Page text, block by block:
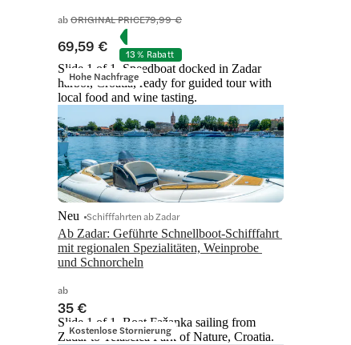
abORIGINAL PRICE79,99 €
69,59 € 13 % Rabatt
Hohe Nachfrage
Slide 1 of 1, Speedboat docked in Zadar
harbor, Croatia, ready for guided tour with
local food and wine tasting.
Ab Zadar: Geführte Schnellboot-Schifffahrt
mit regionalen Spezialitäten, Weinprobe
und Schnorcheln
Neu Schifffahrten ab Zadar
ab
35 €
Kostenlose Stornierung
Slide 1 of 1, Boat Fažanka sailing from
Zadar to Telascica Park of Nature, Croatia.